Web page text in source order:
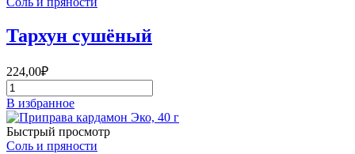
г
Тархун сушёный
224,00₽
Количество
товара
Тархун
сушёный
В избранное
Быстрый просмотр
Соль и пряности